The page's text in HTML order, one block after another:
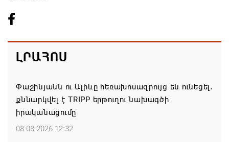
ԼՐԱՀՈՍ
Փաշինյանն ու Ալիևը հեռախոսազրույց են ունեցել․
քննարկվել է TRIPP երթուղու նախագծի
իրականացումը
08.08.2026 12:32